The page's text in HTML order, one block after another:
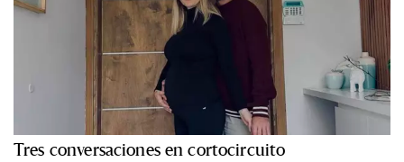
Tres conversaciones en cortocircuito